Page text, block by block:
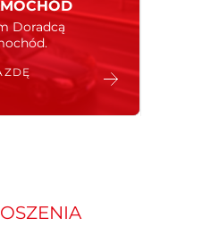
pojazdu:
o dostępność )
Doradcą